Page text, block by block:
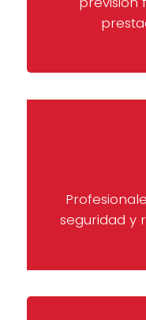
seguridad y